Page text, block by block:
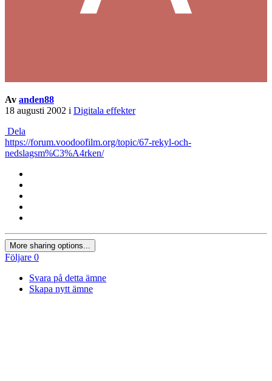
Av anden88
18 augusti 2002 i Digitala effekter
Dela
https://forum.voodoofilm.org/topic/67-rekyl-och-
nedslagsm%C3%A4rken/
More sharing options...
Följare 0
Svara på detta ämne
Skapa nytt ämne